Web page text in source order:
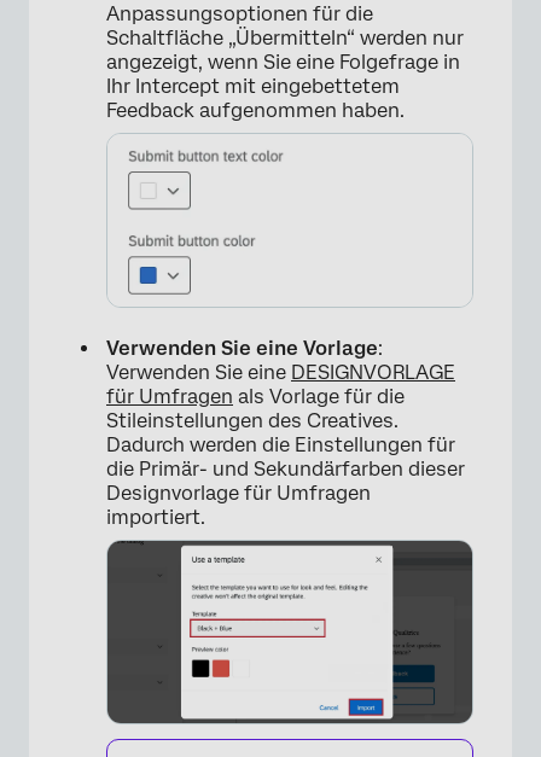
Anpassungsoptionen für die
Schaltfläche „Übermitteln“ werden nur
angezeigt, wenn Sie eine Folgefrage in
Ihr Intercept mit eingebettetem
Feedback aufgenommen haben.
Verwenden Sie eine Vorlage:
Verwenden Sie eine DESIGNVORLAGE
für Umfragen als Vorlage für die
Stileinstellungen des Creatives.
Dadurch werden die Einstellungen für
die Primär- und Sekundärfarben dieser
Designvorlage für Umfragen
importiert.